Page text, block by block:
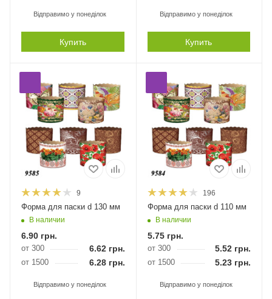
Відправимо у понеділок
Купить
Відправимо у понеділок
Купить
9
Форма для паски d 130 мм
В наличии
6.90 грн.
от 300 6.62грн.
от 1500 6.28грн.
Відправимо у понеділок
196
Форма для паски d 110 мм
В наличии
5.75грн.
от 300 5.52 грн.
от 1500 5.23 грн.
Відправимо у понеділок